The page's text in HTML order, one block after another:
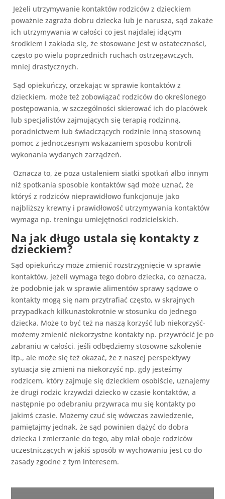
Jeżeli utrzymywanie kontaktów rodziców z dzieckiem
poważnie zagraża dobru dziecka lub je narusza, sąd zakaże
ich utrzymywania w całości co jest najdalej idącym
środkiem i zakłada się, że stosowane jest w ostateczności,
często po wielu poprzednich ruchach ostrzegawczych,
mniej drastycznych.
Sąd opiekuńczy, orzekając w sprawie kontaktów z
dzieckiem, może też zobowiązać rodziców do określonego
postępowania, w szczególności skierować ich do placówek
lub specjalistów zajmujących się terapią rodzinną,
poradnictwem lub świadczących rodzinie inną stosowną
pomoc z jednoczesnym wskazaniem sposobu kontroli
wykonania wydanych zarządzeń.
Oznacza to, że poza ustaleniem siatki spotkań albo innym
niż spotkania sposobie kontaktów sąd może uznać, że
któryś z rodziców nieprawidłowo funkcjonuje jako
najbliższy krewny i prawidłowość utrzymywania kontaktów
wymaga np. treningu umiejętności rodzicielskich.
Na jak długo ustala się kontakty z
dzieckiem?
Sąd opiekuńczy może zmienić rozstrzygnięcie w sprawie
kontaktów, jeżeli wymaga tego dobro dziecka, co oznacza,
że podobnie jak w sprawie alimentów sprawy sądowe o
kontakty mogą się nam przytrafiać często, w skrajnych
przypadkach kilkunastokrotnie w stosunku do jednego
dziecka. Może to być też na naszą korzyść lub niekorzyść-
możemy zmienić niekorzystne kontakty np. przywrócić je po
zabraniu w całości, jeśli odbędziemy stosowne szkolenie
itp., ale może się też okazać, że z naszej perspektywy
sytuacja się zmieni na niekorzyść np. gdy jesteśmy
rodzicem, który zajmuje się dzieckiem osobiście, uznajemy
że drugi rodzic krzywdzi dziecko w czasie kontaktów, a
następnie po odebraniu przywraca mu się kontakty po
jakimś czasie. Możemy czuć się wówczas zawiedzenie,
pamiętajmy jednak, że sąd powinien dążyć do dobra
dziecka i zmierzanie do tego, aby miał oboje rodziców
uczestniczących w jakiś sposób w wychowaniu jest co do
zasady zgodne z tym interesem.